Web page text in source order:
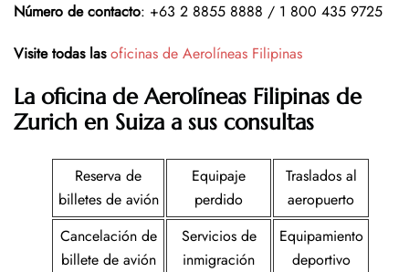
Número de contacto: +63 2 8855 8888 / 1 800 435 9725
Visite todas las oficinas de Aerolíneas Filipinas
La oficina de Aerolíneas Filipinas de
Zurich en Suiza a sus consultas
Reserva de
billetes de avión
Equipaje
perdido
Traslados al
aeropuerto
Cancelación de
billete de avión
Servicios de
inmigración
Equipamiento
deportivo